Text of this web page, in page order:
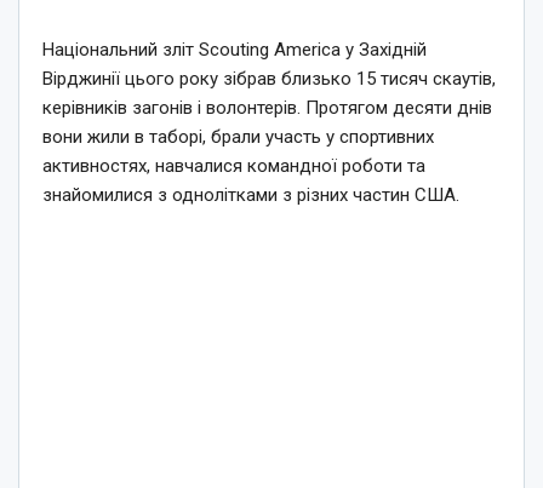
Національний зліт Scouting America у Західній
Вірджинії цього року зібрав близько 15 тисяч скаутів,
керівників загонів і волонтерів. Протягом десяти днів
вони жили в таборі, брали участь у спортивних
активностях, навчалися командної роботи та
знайомилися з однолітками з різних частин США.